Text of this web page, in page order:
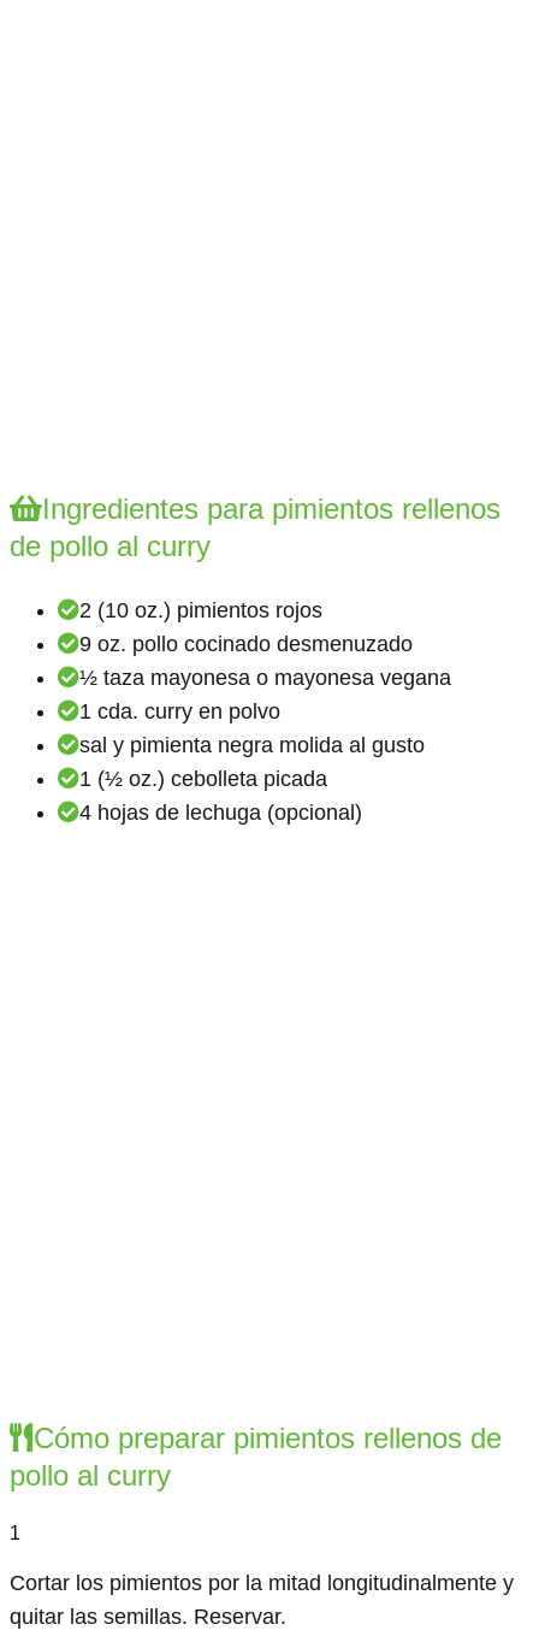
Ingredientes para pimientos rellenos
de pollo al curry
2 (10 oz.) pimientos rojos
9 oz. pollo cocinado desmenuzado
½ taza mayonesa o mayonesa vegana
1 cda. curry en polvo
sal y pimienta negra molida al gusto
1 (½ oz.) cebolleta picada
4 hojas de lechuga (opcional)
Cómo preparar pimientos rellenos de
pollo al curry
1
Cortar los pimientos por la mitad longitudinalmente y
quitar las semillas. Reservar.